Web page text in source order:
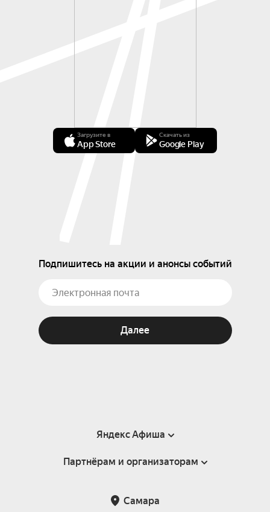
Загрузите в
App Store
Скачать из
Google Play
Подпишитесь на акции и анонсы событий
Далее
Яндекс Афиша
Справка
Подарочные сертификаты
Партнёрам и организаторам
Самара